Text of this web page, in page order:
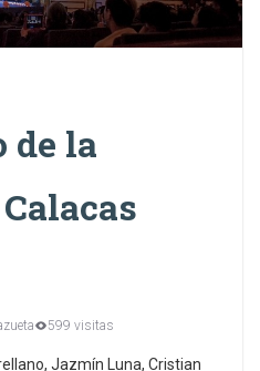
de la
599 visitas
Jazmín Luna, Cristian